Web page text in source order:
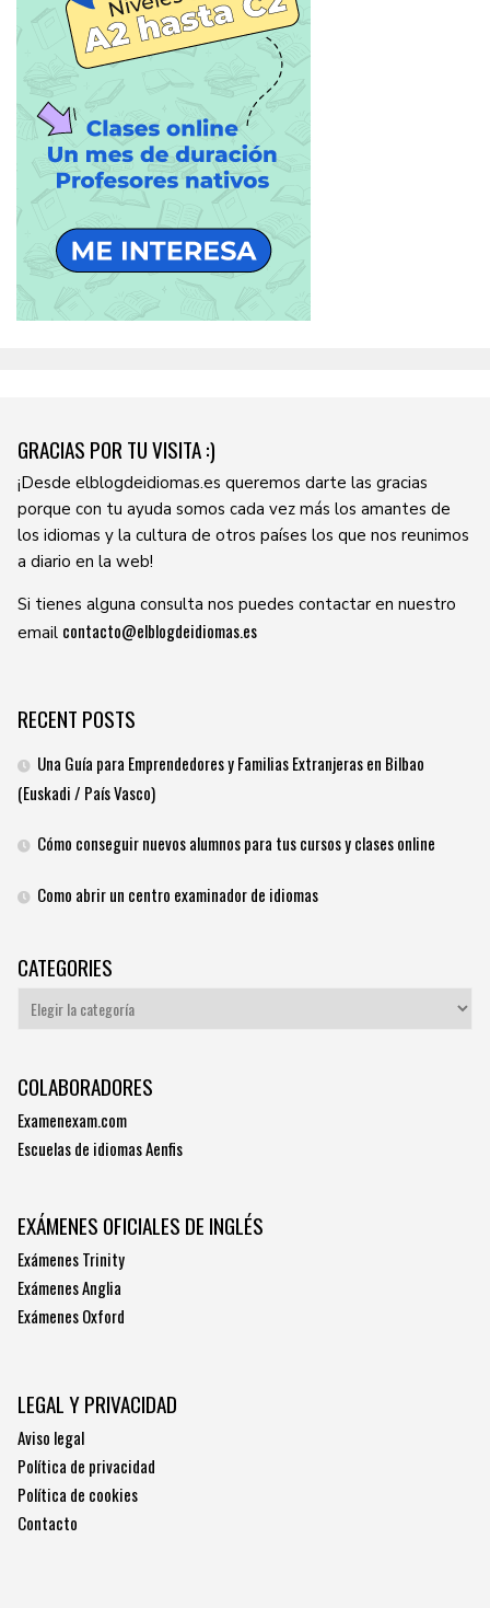
GRACIAS POR TU VISITA :)
¡Desde elblogdeidiomas.es queremos darte las gracias
porque con tu ayuda somos cada vez más los amantes de
los idiomas y la cultura de otros países los que nos reunimos
a diario en la web!
Si tienes alguna consulta nos puedes contactar en nuestro
email contacto@elblogdeidiomas.es
RECENT POSTS
Una Guía para Emprendedores y Familias Extranjeras en Bilbao
(Euskadi / País Vasco)
Cómo conseguir nuevos alumnos para tus cursos y clases online
Como abrir un centro examinador de idiomas
CATEGORIES
Categories
COLABORADORES
Examenexam.com
Escuelas de idiomas Aenfis
EXÁMENES OFICIALES DE INGLÉS
Exámenes Trinity
Exámenes Anglia
Exámenes Oxford
LEGAL Y PRIVACIDAD
Aviso legal
Política de privacidad
Política de cookies
Contacto